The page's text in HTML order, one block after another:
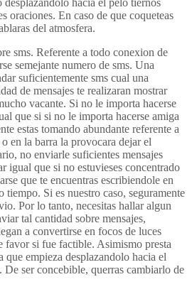
oraciones. En caso de que coqueteas
del atmosfera.
sms. Referente a todo conexion de
semejante numero de sms. Una
suficientemente sms cual una
de mensajes te realizaran mostrar
vacante. Si no le importa hacerse
que si si no le importa hacerse amiga
estas tomando abundante referente a
o en la barra la provocara dejar el
no enviarle suficientes mensajes
igual que si no estuvieses concentrado
que te encuentras escribiendole en
tiempo. Si es nuestro caso, seguramente
Por lo tanto, necesitas hallar algun
tal cantidad sobre mensajes,
a convertirse en focos de luces
favor si fue factible. Asimismo presta
que empieza desplazandolo hacia el
De ser concebible, querras cambiarlo de